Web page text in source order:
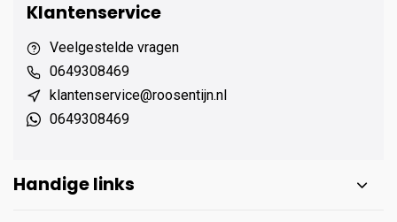
Klantenservice
Veelgestelde vragen
0649308469
klantenservice@roosentijn.nl
0649308469
Handige links